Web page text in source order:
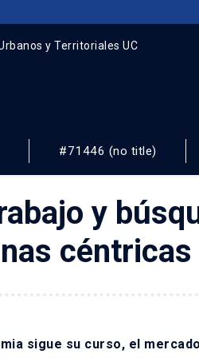
DISEÑO Y ESTUDIOS URBANOS
#71446 (no title)
y
céntricas
sigue su curso, el